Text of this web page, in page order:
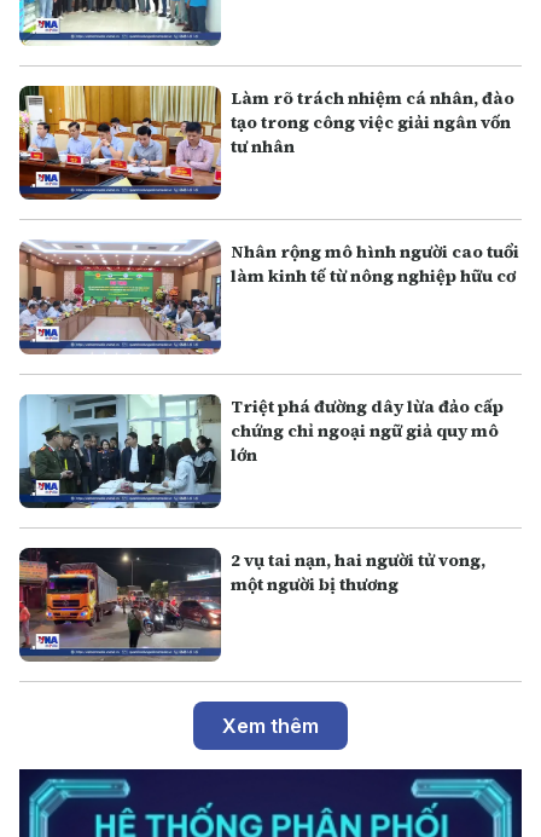
Làm rõ trách nhiệm cá nhân, đào
tạo trong công việc giải ngân vốn
tư nhân
Nhân rộng mô hình người cao tuổi
làm kinh tế từ nông nghiệp hữu cơ
Triệt phá đường dây lừa đảo cấp
chứng chỉ ngoại ngữ giả quy mô
lớn
2 vụ tai nạn, hai người tử vong,
một người bị thương
Xem thêm